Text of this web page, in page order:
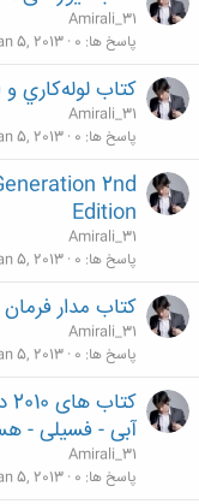
Amirali_31
پاسخ ها 0
5, 2013
کتاب لوله‌كاري
Amirali_31
پاسخ ها 0
5, 2013
2nd
Edition
Amirali_31
پاسخ ها 0
5, 2013
کتاب مدار
Amirali_31
پاسخ ها 0
5, 2013
آبی - فسیلی -
Amirali_31
پاسخ ها 0
5, 2013